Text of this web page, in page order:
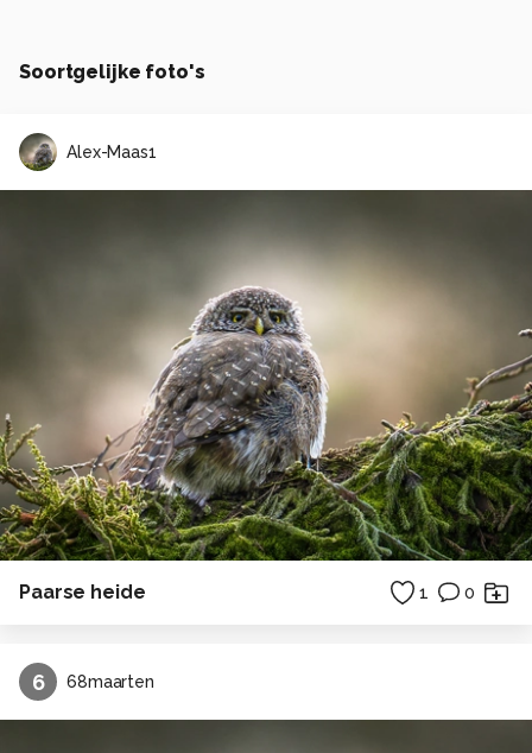
Soortgelijke foto's
Alex-Maas1
Paarse heide 1 0
6 68maarten